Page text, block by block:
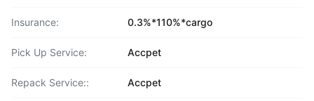
Insurance: 0.3%*110%*cargo
Pick Up Service: Accpet
Repack Service:: Accpet